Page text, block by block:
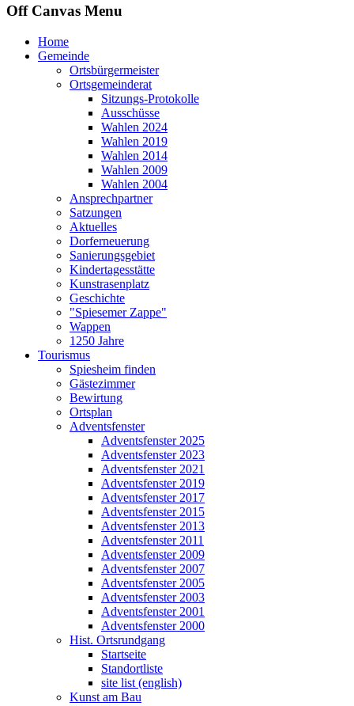
Off Canvas Menu
Home
Gemeinde
Ortsbürgermeister
Ortsgemeinderat
Sitzungs-Protokolle
Ausschüsse
Wahlen 2024
Wahlen 2019
Wahlen 2014
Wahlen 2009
Wahlen 2004
Ansprechpartner
Satzungen
Aktuelles
Dorferneuerung
Sanierungsgebiet
Kindertagesstätte
Kunstrasenplatz
Geschichte
"Spiesemer Zappe"
Wappen
1250 Jahre
Tourismus
Spiesheim finden
Gästezimmer
Bewirtung
Ortsplan
Adventsfenster
Adventsfenster 2025
Adventsfenster 2023
Adventsfenster 2021
Adventsfenster 2019
Adventsfenster 2017
Adventsfenster 2015
Adventsfenster 2013
Adventsfenster 2011
Adventsfenster 2009
Adventsfenster 2007
Adventsfenster 2005
Adventsfenster 2003
Adventsfenster 2001
Adventsfenster 2000
Hist. Ortsrundgang
Startseite
Standortliste
site list (english)
Kunst am Bau